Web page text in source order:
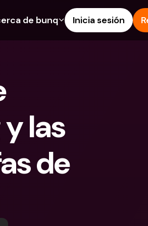
de crédito
e IBAN extranjeros
y depósitos en
bunq
facturas
de bunq
Documentos Legales
Cuentas Bancarias
Internacionales y Divisas
Inicia sesión
las
de